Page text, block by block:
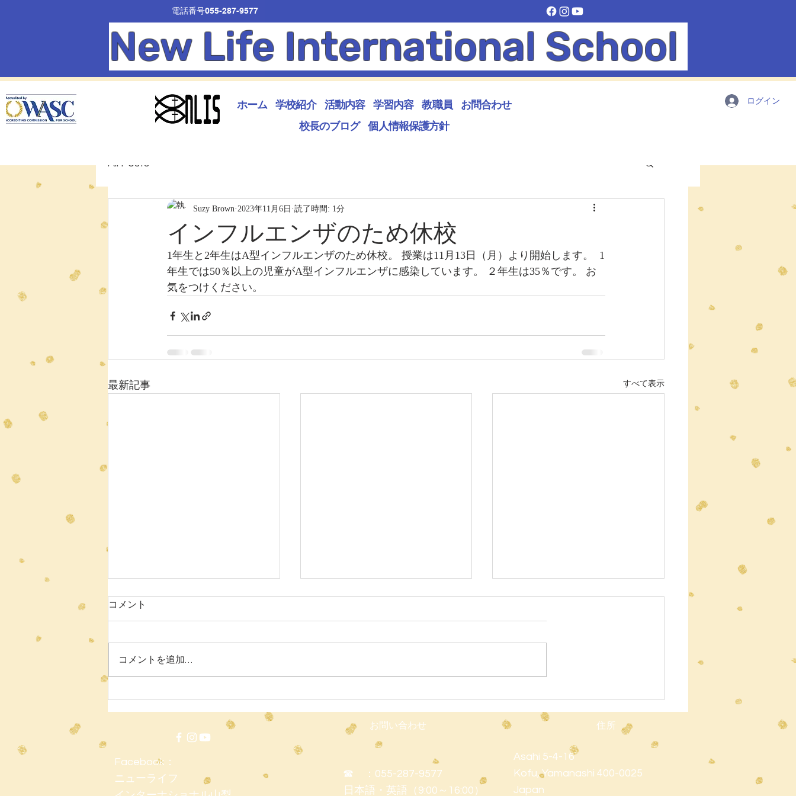
電話番号055-287-9577
New Life International School
ホーム 学校紹介 活動内容 学習内容 教職員
お問合わせ
校長のブログ
個人情報保護方針
ログイン
All Posts
インフルエンザのため休校
Suzy Brown 2023年11月6日 読了時間: 1分
1年生と2年生はA型インフルエンザのため休校。 授業は11月13日（月）より開始します。  1
年生では50％以上の児童がA型インフルエンザに感染しています。 ２年生は35％です。 お
気をつけください。
最新記事 すべて表示
7月ニュースレター
保護者の皆様へ 梅雨の季節を迎
はさまざまな学びや体験を通して
大きく成長することができまし
夏休みまであとわずかとなりまし
た。今月も楽しい行事がたくさん
たします。 6月を振り返って パー
ソナル・セーフティー・ウィーク
6月には、Zoeの皆様をお迎え
Zoe
6月ニュースレター
保護者の皆様へ 暑くなってきま
します。なお、本校の自動販売機
ます。 夏季の暑さ対策について
熱中症予防のため、以下の基準に
従って活動を行います。 28℃ま
28～31℃：15分ごとに水分補給を
行いながら屋外活動 32
コメント
コメントを追加…
Facebook：
ニューライフ
お問い合わせ 住所
☎ ：055-287-9577
日本語・英語（9:00～16:00）
Asahi 5-4-16
Kofu, Yamanashi 400-0025
Japan